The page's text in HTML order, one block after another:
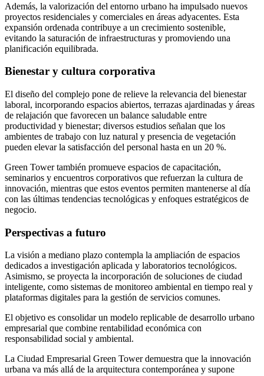
Además, la valorización del entorno urbano ha impulsado nuevos
proyectos residenciales y comerciales en áreas adyacentes. Esta
expansión ordenada contribuye a un crecimiento sostenible,
evitando la saturación de infraestructuras y promoviendo una
planificación equilibrada.
Bienestar y cultura corporativa
El diseño del complejo pone de relieve la relevancia del bienestar
laboral, incorporando espacios abiertos, terrazas ajardinadas y áreas
de relajación que favorecen un balance saludable entre
productividad y bienestar; diversos estudios señalan que los
ambientes de trabajo con luz natural y presencia de vegetación
pueden elevar la satisfacción del personal hasta en un 20 %.
Green Tower también promueve espacios de capacitación,
seminarios y encuentros corporativos que refuerzan la cultura de
innovación, mientras que estos eventos permiten mantenerse al día
con las últimas tendencias tecnológicas y enfoques estratégicos de
negocio.
Perspectivas a futuro
La visión a mediano plazo contempla la ampliación de espacios
dedicados a investigación aplicada y laboratorios tecnológicos.
Asimismo, se proyecta la incorporación de soluciones de ciudad
inteligente, como sistemas de monitoreo ambiental en tiempo real y
plataformas digitales para la gestión de servicios comunes.
El objetivo es consolidar un modelo replicable de desarrollo urbano
empresarial que combine rentabilidad económica con
responsabilidad social y ambiental.
La Ciudad Empresarial Green Tower demuestra que la innovación
urbana va más allá de la arquitectura contemporánea y supone